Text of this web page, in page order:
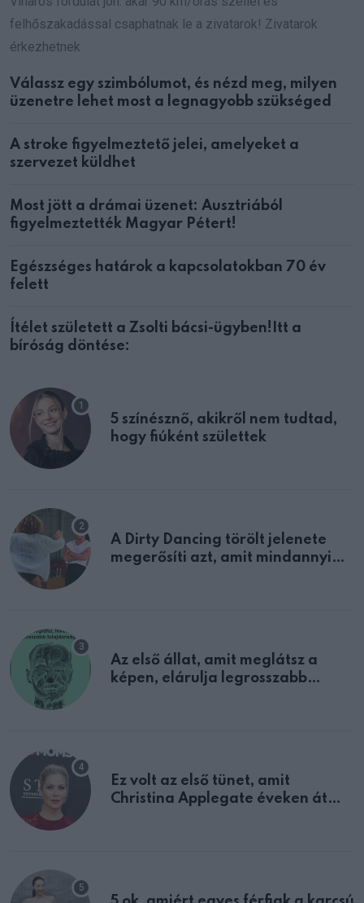
felhőszakadással csaphatnak le a zivatarok! Zivatarok
érkezhetnek
Válassz egy szimbólumot, és nézd meg, milyen
üzenetre lehet most a legnagyobb szükséged
A stroke figyelmeztető jelei, amelyeket a
szervezet küldhet
Most jött a drámai üzenet: Ausztriából
figyelmeztették Magyar Pétert!
Egészséges határok a kapcsolatokban 70 év
felett
Ítélet született a Zsolti bácsi-ügyben!Itt a
bíróság döntése:
5 színésznő, akikről nem tudtad,
hogy fiúként születtek
A Dirty Dancing törölt jelenete
megerősíti azt, amit mindannyian
Az első állat, amit meglátsz a
képen, elárulja legrosszabb
Ez volt az első tünet, amit
Christina Applegate éveken át